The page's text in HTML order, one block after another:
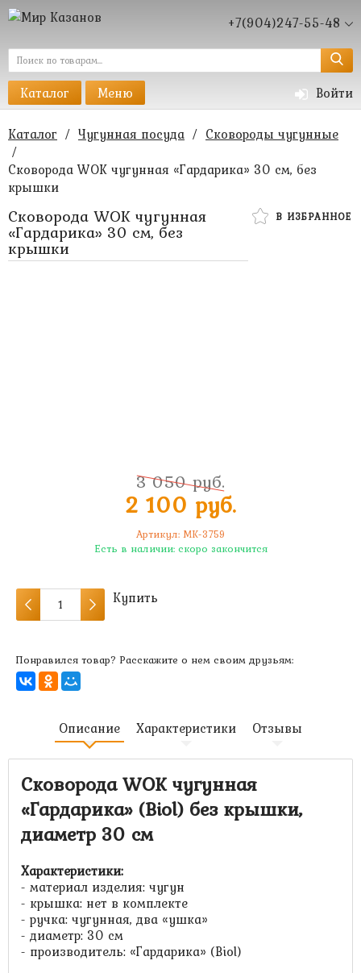
+7(904)247-55-48
Каталог Меню Войти
Каталог / Чугунная посуда / Сковороды чугунные
/
Сковорода WOK чугунная «Гардарика» 30 см, без
крышки
В ИЗБРАННОЕ
Сковорода WOK чугунная
«Гардарика» 30 см, без
крышки
3 050 руб.
2 100 руб.
Артикул: MK-3759
Есть в наличии: скоро закончится
Купить
Понравился товар? Расскажите о нем своим друзьям:
Описание Характеристики Отзывы
Сковорода WOK чугунная
«Гардарика» (Biol) без крышки,
диаметр 30 см
Характеристики:
- материал изделия: чугун
- крышка: нет в комплекте
- ручка: чугунная, два «ушка»
- диаметр: 30 см
- производитель: «Гардарика» (Biol)